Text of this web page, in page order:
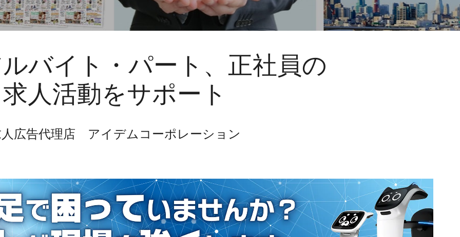
バイト・パート、正社員の
求人活動をサポート
広告代理店 アイデムコーポレーション